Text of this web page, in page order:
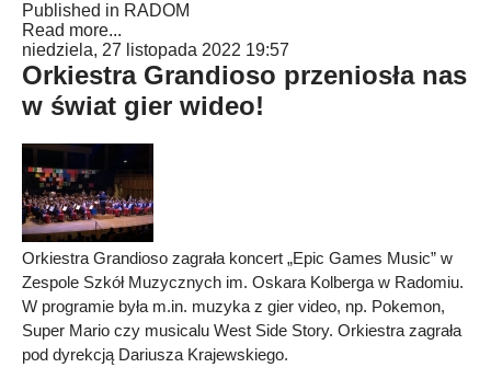
Published in RADOM
Read more...
niedziela, 27 listopada 2022 19:57
Orkiestra Grandioso przeniosła nas
w świat gier wideo!
Orkiestra Grandioso zagrała koncert „Epic Games Music” w
Zespole Szkół Muzycznych im. Oskara Kolberga w Radomiu.
W programie była m.in. muzyka z gier video, np. Pokemon,
Super Mario czy musicalu West Side Story. Orkiestra zagrała
pod dyrekcją Dariusza Krajewskiego.